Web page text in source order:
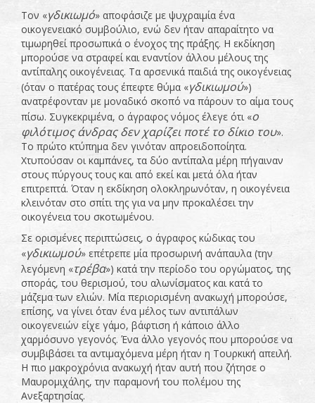
Τον «γδικιωμό» αποφάσιζε με ψυχραιμία ένα
οικογενειακό συμβούλιο, ενώ δεν ήταν απαραίτητο να
τιμωρηθεί προσωπικά ο ένοχος της πράξης. Η εκδίκηση
μπορούσε να στραφεί και εναντίον άλλου μέλους της
αντίπαλης οικογένειας. Τα αρσενικά παιδιά της οικογένειας
(όταν ο πατέρας τους έπεφτε θύμα «γδικιωμού»)
ανατρέφονταν με μοναδικό σκοπό να πάρουν το αίμα τους
πίσω. Συγκεκριμένα, ο άγραφος νόμος έλεγε ότι «ο
φιλότιμος άνδρας δεν χαρίζει ποτέ το δίκιο του».
Το πρώτο κτύπημα δεν γινόταν απροειδοποίητα.
Χτυπούσαν οι καμπάνες, τα δύο αντίπαλα μέρη πήγαιναν
στους πύργους τους και από εκεί και μετά όλα ήταν
επιτρεπτά. Όταν η εκδίκηση ολοκληρωνόταν, η οικογένεια
κλεινόταν στο σπίτι της για να μην προκαλέσει την
οικογένεια του σκοτωμένου.
Σε ορισμένες περιπτώσεις, ο άγραφος κώδικας του
«γδικιωμού» επέτρεπε μία προσωρινή ανάπαυλα (την
λεγόμενη «τρέβα») κατά την περίοδο του οργώματος, της
σποράς, του θερισμού, του αλωνίσματος και κατά το
μάζεμα των ελιών. Μία περιορισμένη ανακωχή μπορούσε,
επίσης, να γίνει όταν ένα μέλος των αντιπάλων
οικογενειών είχε γάμο, βάφτιση ή κάποιο άλλο
χαρμόσυνο γεγονός. Ένα άλλο γεγονός που μπορούσε να
συμβιβάσει τα αντιμαχόμενα μέρη ήταν η Τουρκική απειλή.
Η πιο μακροχρόνια ανακωχή ήταν αυτή που ζήτησε ο
Μαυρομιχάλης, την παραμονή του πολέμου της
Ανεξαρτησίας.